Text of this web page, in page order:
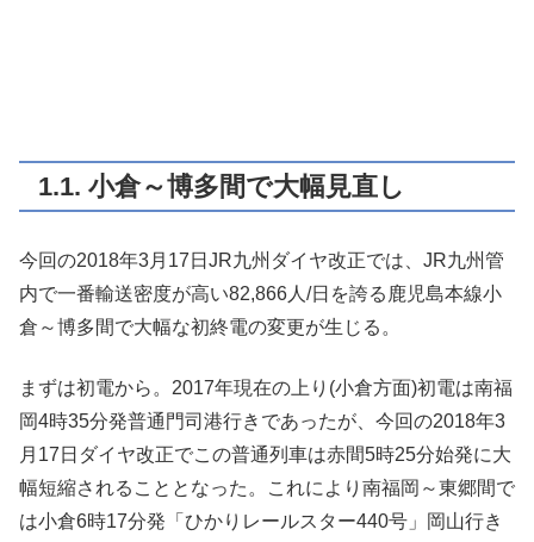
1.1. 小倉～博多間で大幅見直し
今回の2018年3月17日JR九州ダイヤ改正では、JR九州管
内で一番輸送密度が高い82,866人/日を誇る鹿児島本線小
倉～博多間で大幅な初終電の変更が生じる。
まずは初電から。2017年現在の上り(小倉方面)初電は南福
岡4時35分発普通門司港行きであったが、今回の2018年3
月17日ダイヤ改正でこの普通列車は赤間5時25分始発に大
幅短縮されることとなった。これにより南福岡～東郷間で
は小倉6時17分発「ひかりレールスター440号」岡山行き